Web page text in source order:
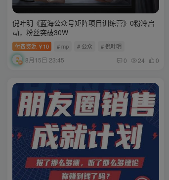
倪叶明《蓝海公众号矩阵项目训练营》0粉冷启
动，粉丝突破30W
付费资源 ￥ 10 # mp # 公众 # 倪叶明
8月15日 23:45 0 24 0